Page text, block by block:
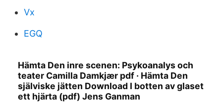
Vx
EGQ
Hämta Den inre scenen: Psykoanalys och
teater Camilla Damkjær pdf · Hämta Den
själviske jätten Download I botten av glaset
ett hjärta (pdf) Jens Ganman